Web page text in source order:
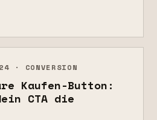
· CONVERSION
Kaufen-Button:
CTA die